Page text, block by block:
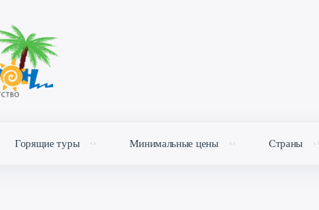
Горящие туры Минимальные цены Страны